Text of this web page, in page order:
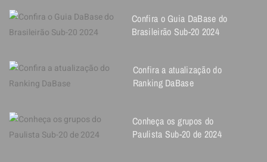
Confira o Guia DaBase do
Brasileirão Sub-20 2024
Confira a atualização do
Ranking DaBase
Conheça os grupos do
Paulista Sub-20 de 2024